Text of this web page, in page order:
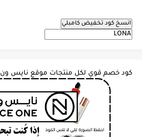
انسخ كود تخفيض كامبلي
كود خصم قوي لكل منتجات موقع نايس ون Nice One